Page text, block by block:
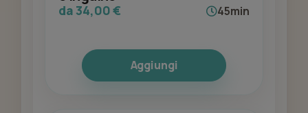
da 34,00 € 45min
Aggiungi